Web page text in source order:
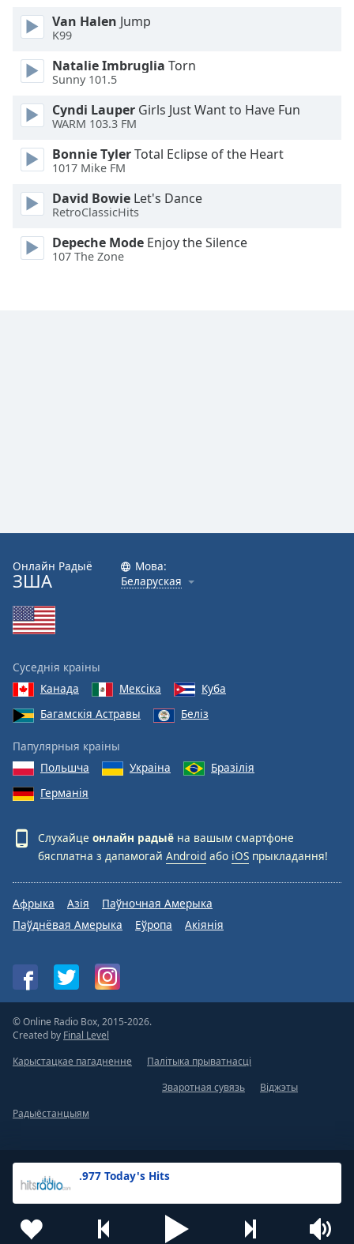
Text
Color
Opacity
Text
Background
Font
Family
Reset
Close
Modal
Dialog
End
dialog
window.
.977 Today's Hits
Van Halen Jump
K99
Natalie Imbruglia Torn
Sunny 101.5
Cyndi Lauper Girls Just Want to Have Fun
WARM 103.3 FM
Bonnie TylerTotal Eclipse of the Heart
1017 Mike FM
David Bowie Let's Dance
RetroClassicHits
Depeche Mode Enjoy the Silence
107 The Zone
Онлайн Радыё
ЗША
Мова:
Беларуская
Суседнія краіны
Канада
Мексіка
Куба
Багамскія Астравы
Беліз
Папулярныя краіны
Польшча
Украіна
Бразілія
Германія
Слухайце онлайн радыё на вашым смартфоне
бясплатна з дапамогай Android або iOS прыкладання!
Афрыка Азія
Паўночная Амерыка
Паўднёвая Амерыка
Еўропа Акіянія
© Online Radio Box, 2015-2026.
Created by Final Level
Карыстацкае пагадненне
Палітыка прыватнасці
Зваротная сувязь
Віджэты
Радыёстанцыям